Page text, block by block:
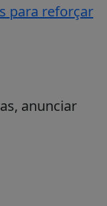
para reforçar
anunciar